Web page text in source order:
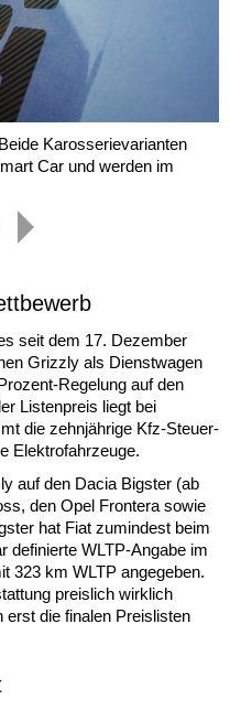
Karosserievarianten
Car und werden im
seit dem 17. Dezember
Grizzly als Dienstwagen
Regelung auf den
Listenpreis liegt bei
die zehnjährige Kfz-Steuer-
Elektrofahrzeuge.
auf den Dacia Bigster (ab
den Opel Frontera sowie
hat Fiat zumindest beim
definierte WLTP-Angabe im
323 km WLTP angegeben.
preislich wirklich
erst die finalen Preislisten